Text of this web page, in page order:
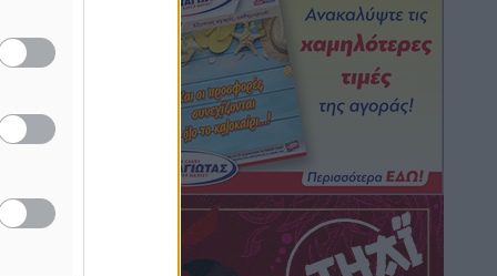
Τοπικές Ειδήσεις• πριν 10 ώρες
Iατρικός Σύλλογος Ροδου προς Α.
Γεωργιάδη: Στρατηγικές Προτάσεις για
την Ενίσχυση της Δημόσιας Υγείας στη
Νησιωτική Ελλάδα και στα
Νοσοκομεία της Γ΄ Ζώνης
Τοπικές Ειδήσεις• πριν 10 ώρες
Πάνθηρες: Ξεκίνησαν αισιόδοξοι για